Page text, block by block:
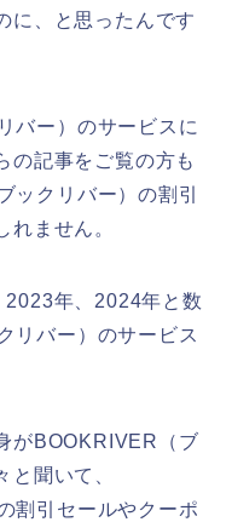
に、と思ったんです
バー）のサービスに
の記事をご覧の方も
ックリバー）の割引
れません。
年、2024年と数
リバー）のサービス
がBOOKRIVER（ブ
と聞いて、
割引セールやクーポ